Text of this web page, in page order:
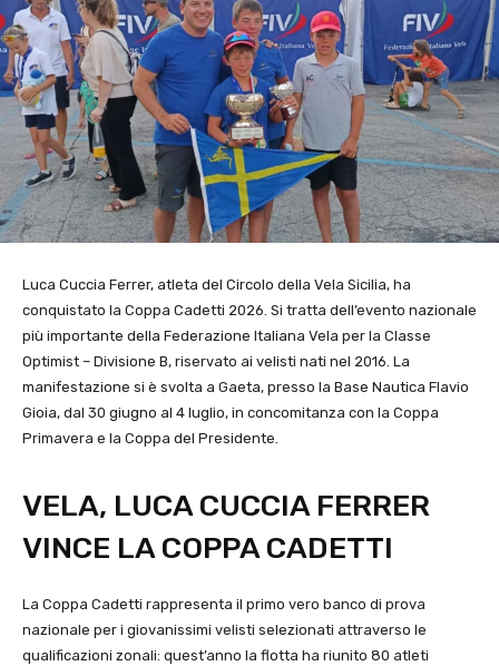
Luca Cuccia Ferrer, atleta del Circolo della Vela Sicilia, ha
conquistato la Coppa Cadetti 2026. Si tratta dell’evento nazionale
più importante della Federazione Italiana Vela per la Classe
Optimist – Divisione B, riservato ai velisti nati nel 2016. La
manifestazione si è svolta a Gaeta, presso la Base Nautica Flavio
Gioia, dal 30 giugno al 4 luglio, in concomitanza con la Coppa
Primavera e la Coppa del Presidente.
VELA, LUCA CUCCIA FERRER
VINCE LA COPPA CADETTI
La Coppa Cadetti rappresenta il primo vero banco di prova
nazionale per i giovanissimi velisti selezionati attraverso le
qualificazioni zonali: quest’anno la flotta ha riunito 80 atleti